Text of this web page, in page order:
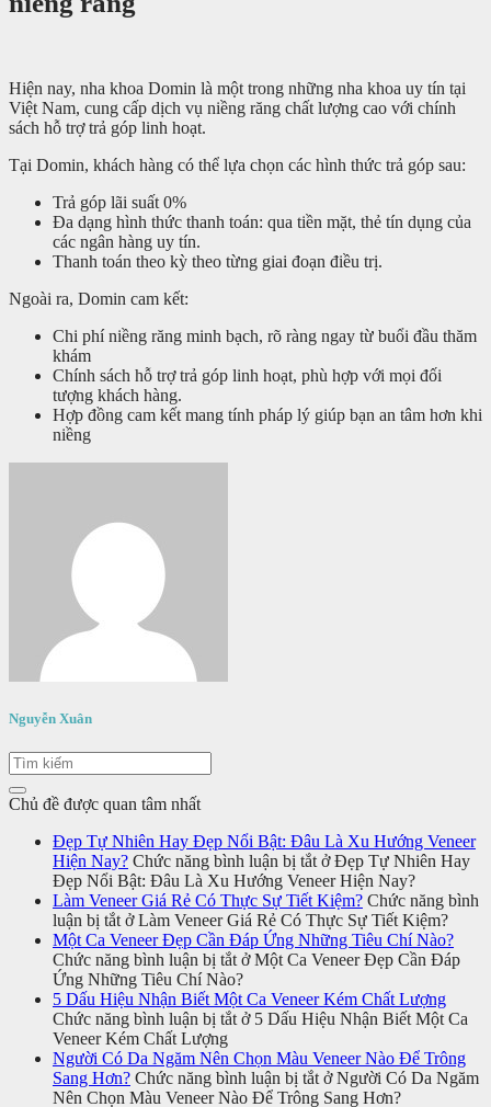
Hiện nay, nha khoa Domin là một trong những nha khoa uy tín tại
Việt Nam, cung cấp dịch vụ niềng răng chất lượng cao với chính
sách hỗ trợ trả góp linh hoạt.
Tại Domin, khách hàng có thể lựa chọn các hình thức trả góp sau:
Trả góp lãi suất 0%
Đa dạng hình thức thanh toán: qua tiền mặt, thẻ tín dụng của
các ngân hàng uy tín.
Thanh toán theo kỳ theo từng giai đoạn điều trị.
Ngoài ra, Domin cam kết:
Chi phí niềng răng minh bạch, rõ ràng ngay từ buổi đầu thăm
khám
Chính sách hỗ trợ trả góp linh hoạt, phù hợp với mọi đối
tượng khách hàng.
Hợp đồng cam kết mang tính pháp lý giúp bạn an tâm hơn khi
niềng
Nguyễn Xuân
Chủ đề được quan tâm nhất
Đẹp Tự Nhiên Hay Đẹp Nổi Bật: Đâu Là Xu Hướng Veneer
Hiện Nay? Chức năng bình luận bị tắtở Đẹp Tự Nhiên Hay
Đẹp Nổi Bật: Đâu Là Xu Hướng Veneer Hiện Nay?
Làm Veneer Giá Rẻ Có Thực Sự Tiết Kiệm? Chức năng bình
luận bị tắtở Làm Veneer Giá Rẻ Có Thực Sự Tiết Kiệm?
Một Ca Veneer Đẹp Cần Đáp Ứng Những Tiêu Chí Nào?
Chức năng bình luận bị tắtở Một Ca Veneer Đẹp Cần Đáp
Ứng Những Tiêu Chí Nào?
5 Dấu Hiệu Nhận Biết Một Ca Veneer Kém Chất Lượng
Chức năng bình luận bị tắtở 5 Dấu Hiệu Nhận Biết Một Ca
Veneer Kém Chất Lượng
Người Có Da Ngăm Nên Chọn Màu Veneer Nào Để Trông
Sang Hơn? Chức năng bình luận bị tắtở Người Có Da Ngăm
Nên Chọn Màu Veneer Nào Để Trông Sang Hơn?